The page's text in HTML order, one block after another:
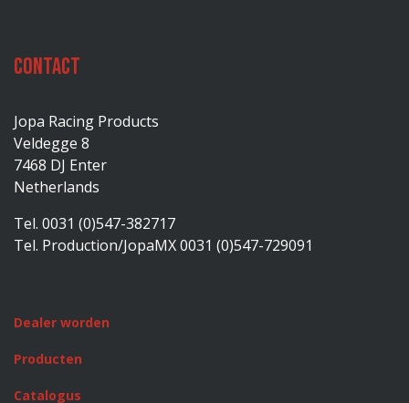
Contact
Jopa Racing Products
Veldegge 8
7468 DJ Enter
Netherlands
Tel. 0031 (0)547-382717
Tel. Production/JopaMX 0031 (0)547-729091
Dealer worden
Producten
Catalogus